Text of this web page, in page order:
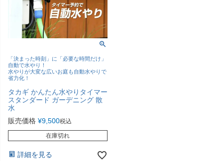
「決まった時刻」に「必要な時間だけ」
自動で水やり！
水やりが大変な広いお庭も自動水やりで
省力化！
タカギ かんたん水やりタイマー
スタンダード ガーデニング 散
水
販売価格 ¥9,500税込
在庫切れ
詳細を見る